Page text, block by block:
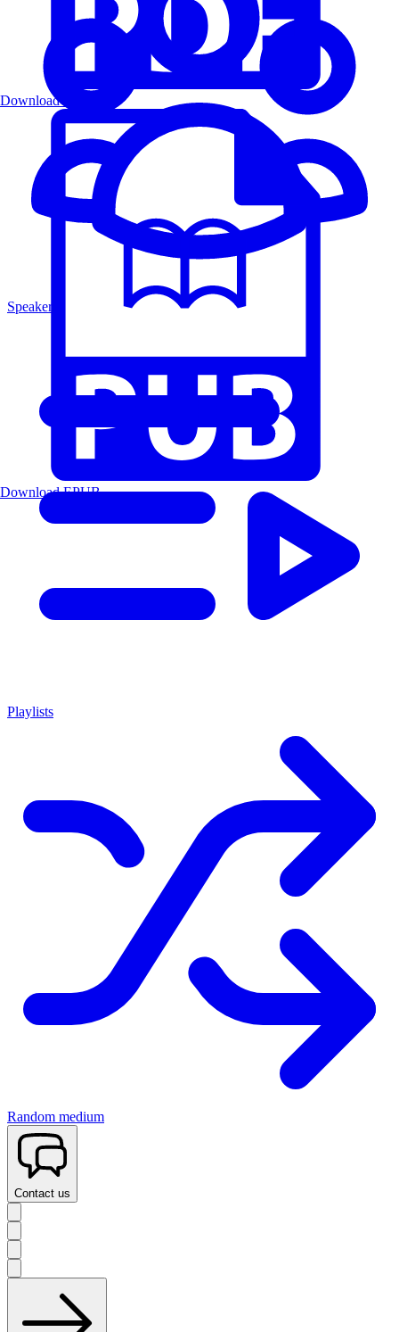
Speakers
Playlists
Random medium
Contact us
Download PDF
Download EPUB